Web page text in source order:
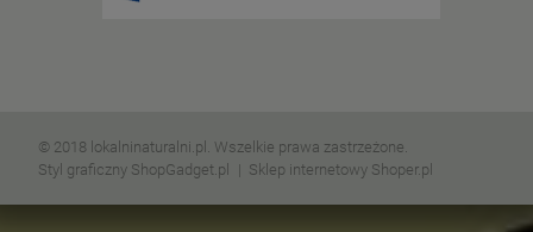
© 2018 lokalninaturalni.pl. Wszelkie prawa zastrzeżone.
Styl graficzny ShopGadget.pl
Sklep internetowy Shoper.pl